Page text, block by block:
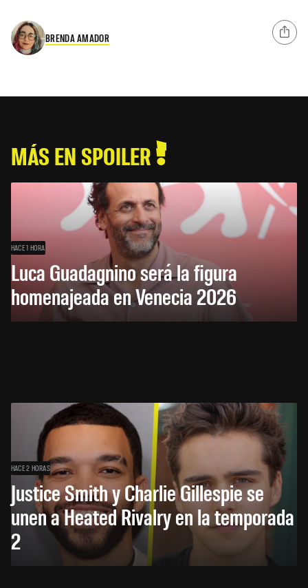
BRENDA AMADOR
MÁS EN SPOILER
HACE 1 HORA
Luca Guadagnino será la figura
homenajeada en Venecia 2026
HACE 2 HORAS
Justice Smith y Charlie Gillespie se
unen a Heated Rivalry en la temporada
2